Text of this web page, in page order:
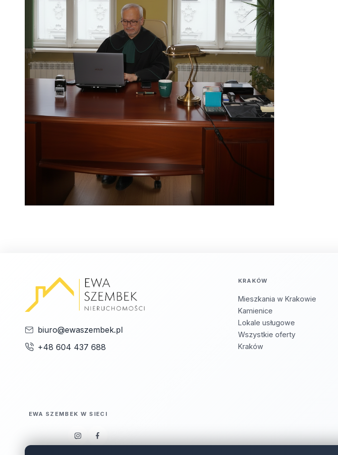
biuro@ewaszembek.pl
+48 604 437 688
KRAKÓW
Mieszkania w Krakowie
Kamienice
Lokale usługowe
Wszystkie oferty
Kraków
EWA SZEMBEK W SIECI